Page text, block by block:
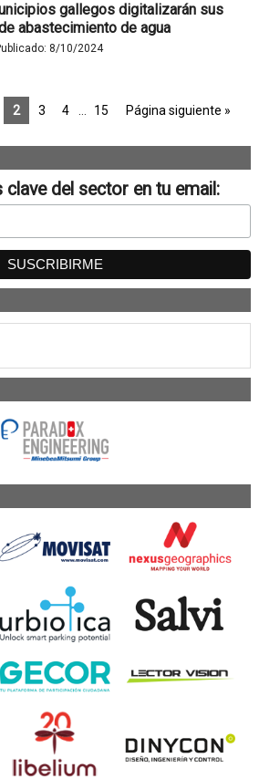
gallegos digitalizarán sus
abastecimiento de agua
8/10/2024
2 3 4 15 Página siguiente »
clave del sector en tu email: